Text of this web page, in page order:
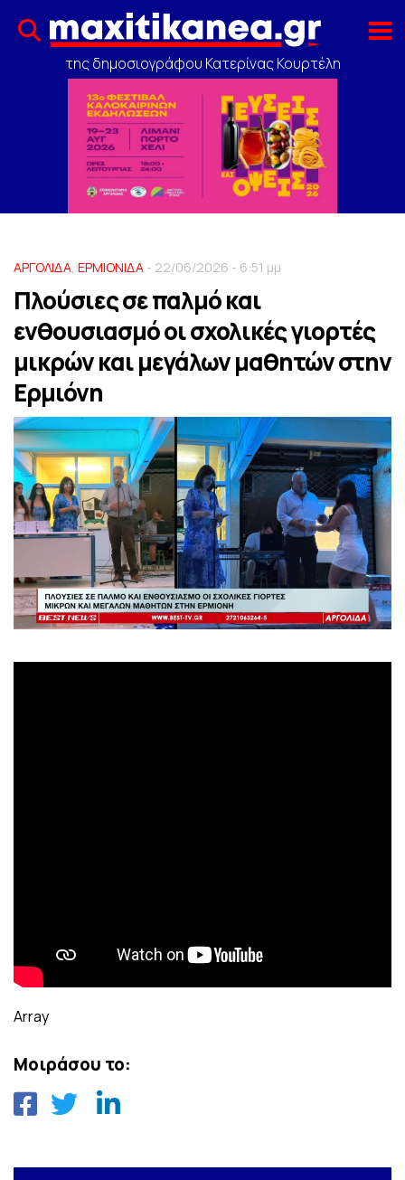
της δημοσιογράφου Κατερίνας Κουρτέλη
ΑΡΓΟΛΙΔΑ, ΕΡΜΙΟΝΙΔΑ - 22/06/2026 - 6:51 μμ
Πλούσιες σε παλμό και
ενθουσιασμό οι σχολικές γιορτές
μικρών και μεγάλων μαθητών στην
Ερμιόνη
Array
Μοιράσου το: